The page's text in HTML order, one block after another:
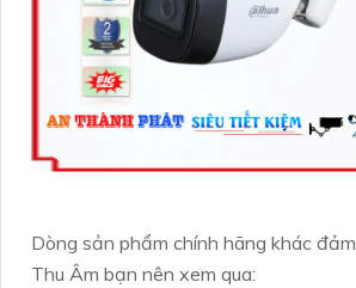
Dòng sản phẩm chính hãng khác
Thu Âm bạn nên xem qua: